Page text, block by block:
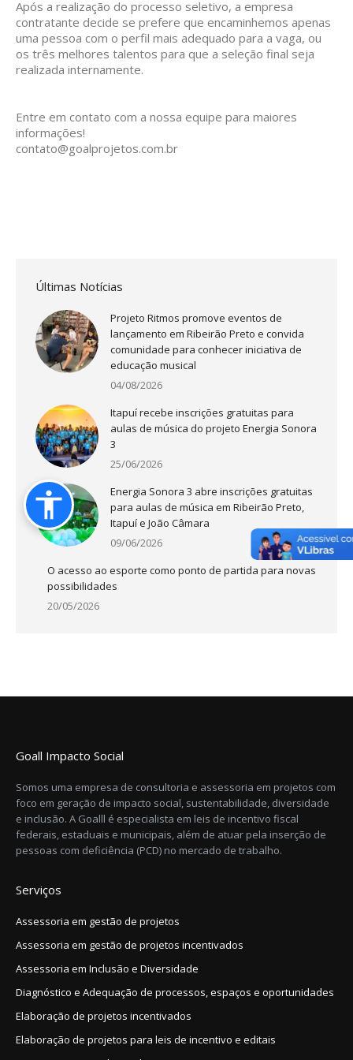
Após a realização do processo seletivo, a empresa
contratante decide se prefere que encaminhemos apenas
uma pessoa com o perfil mais adequado para a vaga, ou
os três melhores talentos para que a seleção final seja
realizada internamente.
Entre em contato com a nossa equipe para maiores
informações!
contato@goalprojetos.com.br
Últimas Notícias
Projeto Ritmos promove eventos de
lançamento em Ribeirão Preto e convida
comunidade para conhecer iniciativa de
educação musical
04/08/2026
Itapuí recebe inscrições gratuitas para
aulas de música do projeto Energia Sonora
3
25/06/2026
Energia Sonora 3 abre inscrições gratuitas
para aulas de música em Ribeirão Preto,
Itapuí e João Câmara
09/06/2026
O acesso ao esporte como ponto de partida para novas
possibilidades
20/05/2026
Goall Impacto Social
Somos uma empresa de consultoria e assessoria em projetos com
foco em geração de impacto social, sustentabilidade, diversidade
e inclusão. A Goalll é especialista em leis de incentivo fiscal
federais, estaduais e municipais, além de atuar pela inserção de
pessoas com deficiência (PCD) no mercado de trabalho.
Serviços
Assessoria em gestão de projetos
Assessoria em gestão de projetos incentivados
Assessoria em Inclusão e Diversidade
Diagnóstico e Adequação de processos, espaços e oportunidades
Elaboração de projetos incentivados
Elaboração de projetos para leis de incentivo e editais